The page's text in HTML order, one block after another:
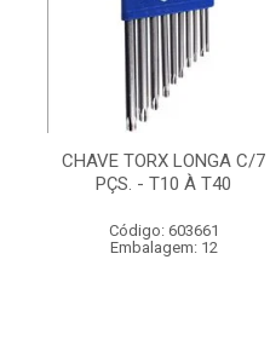
CHAVE TORX LONGA C/7
PÇS. - T10 À T40
Código: 603661
Embalagem: 12